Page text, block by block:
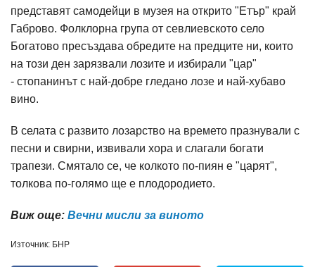
представят самодейци в музея на открито "Етър" край
Габрово. Фолклорна група от севлиевското село
Богатово пресъздава обредите на предците ни, които
на този ден зарязвали лозите и избирали "цар"
- стопанинът с най-добре гледано лозе и най-хубаво
вино.
В селата с развито лозарство на времето празнували с
песни и свирни, извивали хора и слагали богати
трапези. Смятало се, че колкото по-пиян е "царят",
толкова по-голямо ще е плодородието.
Виж още: Вечни мисли за виното
Източник: БНР